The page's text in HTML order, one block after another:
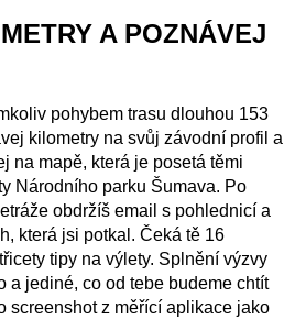
A POZNÁVEJ
pohybem trasu dlouhou 153
kilometry na svůj závodní profil a
na mapě, která je posetá těmi
Národního parku Šumava. Po
obdržíš email s pohlednicí a
která jsi potkal. Čeká tě 16
tipy na výlety. Splnění výzvy
a jediné, co od tebe budeme chtít
screenshot z měřící aplikace jako